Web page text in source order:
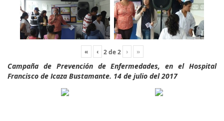
« ‹ 2de2 › »
Campaña de Prevención de Enfermedades, en el Hospital
Francisco de Icaza Bustamante. 14 de julio del 2017